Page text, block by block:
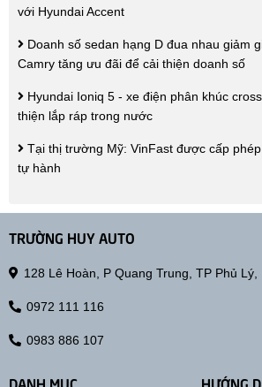
với Hyundai Accent
Doanh số sedan hạng D đua nhau giảm
Camry tăng ưu đãi để cải thiện doanh số
Hyundai Ioniq 5 - xe điện phân khúc
thiện lắp ráp trong nước
Tại thị trường Mỹ: VinFast được cấp
tự hành
TRƯỜNG HUY AUTO
128 Lê Hoàn, P Quang Trung, TP Phủ Lý,
0972 111 116
0983 886 107
DANH MỤC HƯỚNG